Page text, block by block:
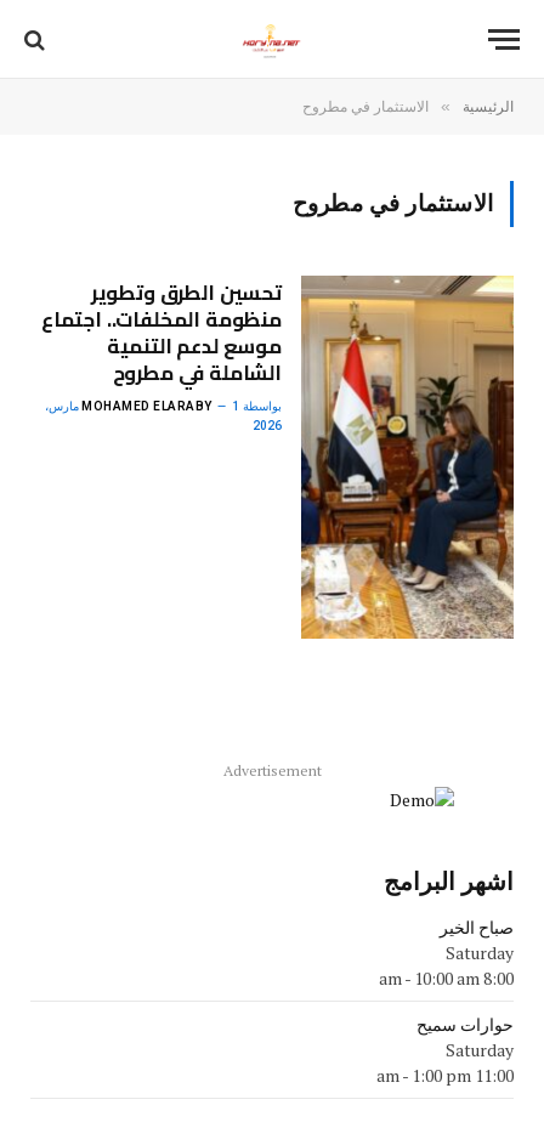
الرئيسية » الاستثمار في مطروح
الاستثمار في مطروح
تحسين الطرق وتطوير
منظومة المخلفات.. اجتماع
موسع لدعم التنمية
الشاملة في مطروح
بواسطة MOHAMED ELARABY 1 مارس،
2026
Advertisement
اشهر البرامج
صباح الخير
Saturday
8:00 am
- 10:00 am
حوارات سميح
Saturday
11:00 am
- 1:00 pm